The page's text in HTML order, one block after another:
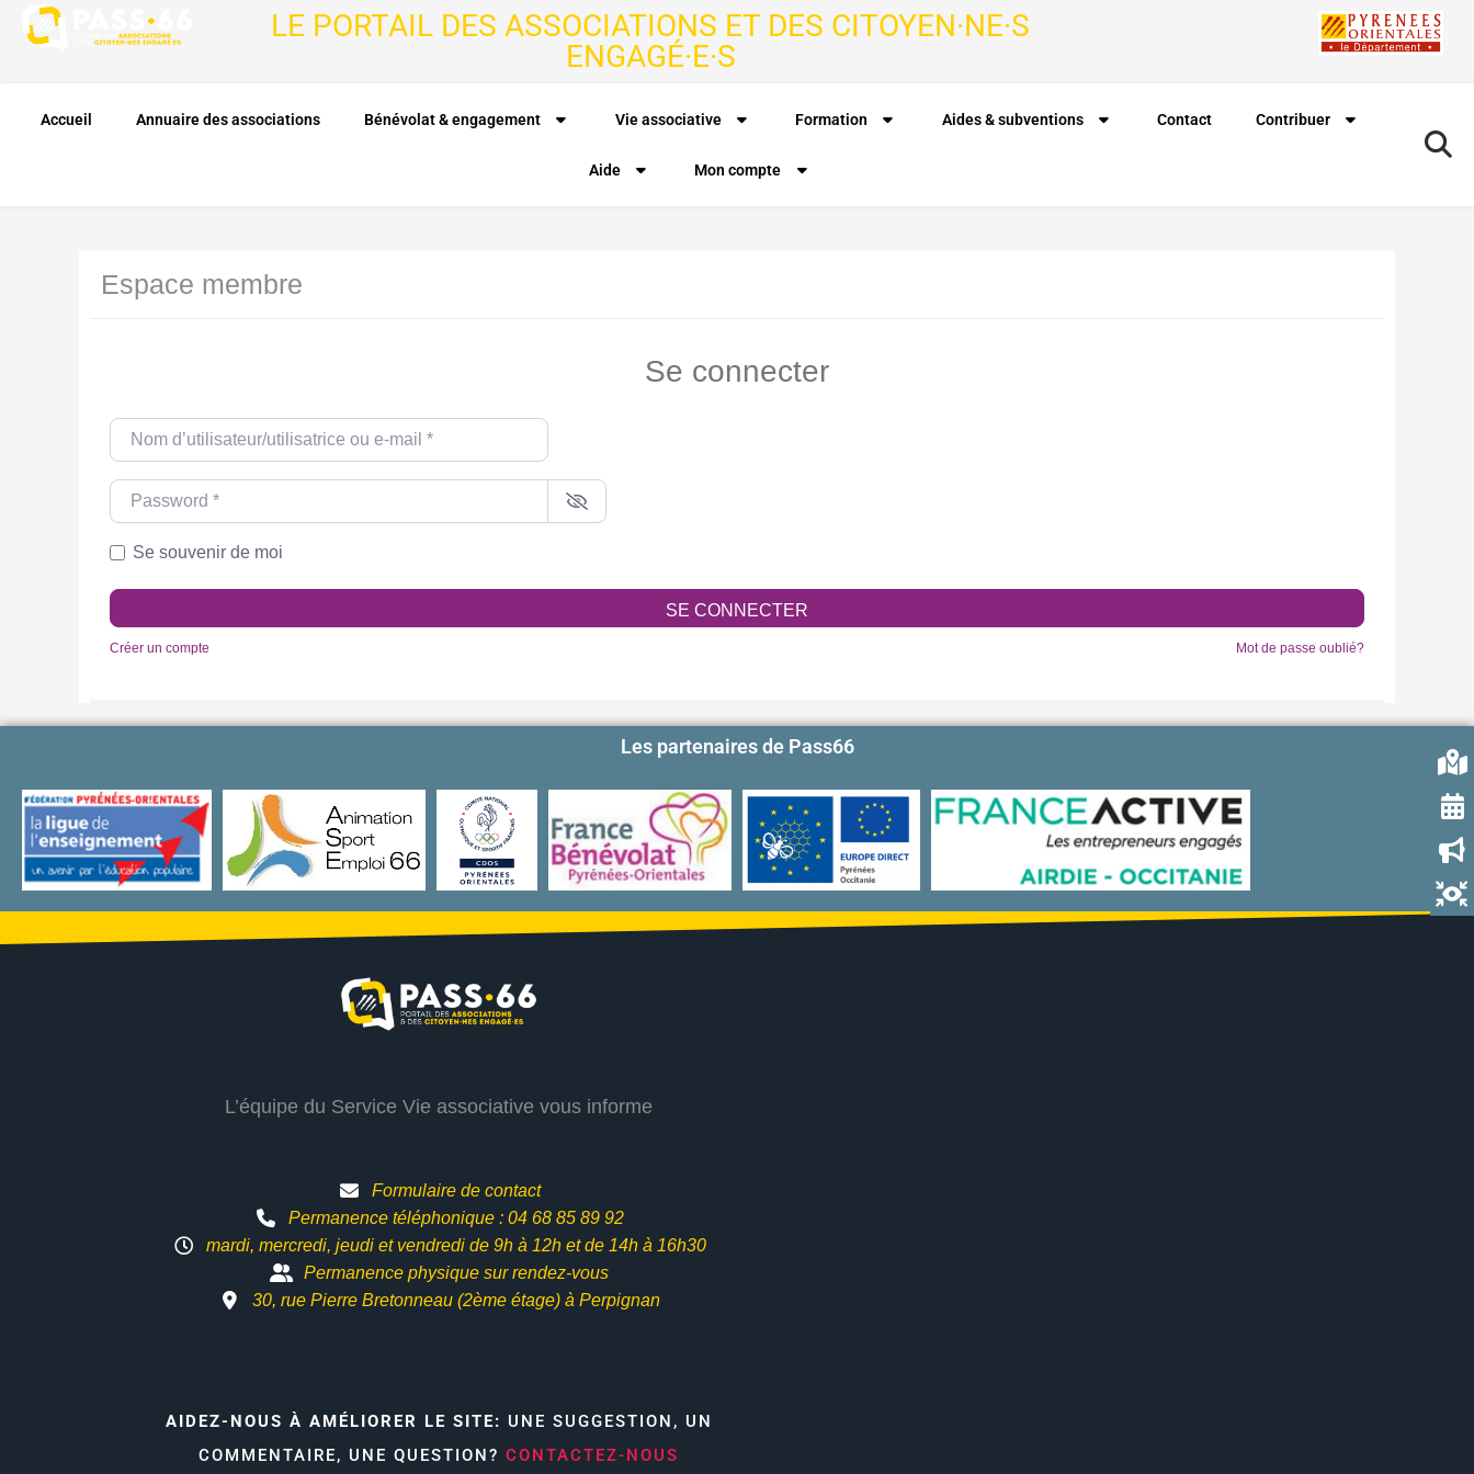
LE PORTAIL DES ASSOCIATIONS ET DES CITOYEN·NE·S
ENGAGÉ·E·S
Accueil Annuaire des associations Bénévolat & engagement Vie associative Formation Aides & subventions Contact Contribuer
Aide Mon compte
Espace membre
Se connecter
Nom d’utilisateur/utilisatrice ou e-mail
Password
Se souvenir de moi
SE CONNECTER
Créer un compte Mot de passe oublié?
Les partenaires de Pass66
L’équipe du Service Vie associative vous informe
Formulaire de contact
Permanence téléphonique : 04 68 85 89 92
mardi, mercredi, jeudi et vendredi de 9h à 12h etde 14h à 16h30
Permanence physique sur rendez-vous
30, rue Pierre Bretonneau (2ème étage) à Perpignan
AIDEZ-NOUS À AMÉLIORER LE SITE: UNE SUGGESTION, UN
COMMENTAIRE, UNE QUESTION? CONTACTEZ-NOUS